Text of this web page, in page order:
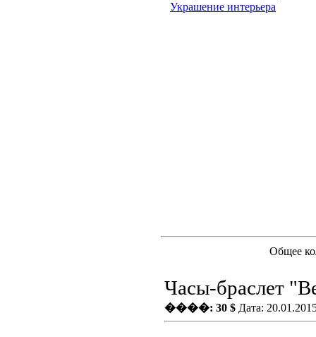
Украшение интерьера
Общее
Часы-браслет
����: 30 $ Дата: